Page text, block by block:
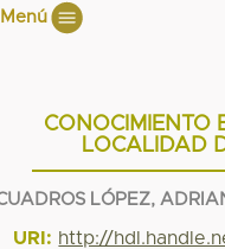
Menú
CONOCIMIENTO
LOCALIDAD
LÓPEZ,
URI: http://